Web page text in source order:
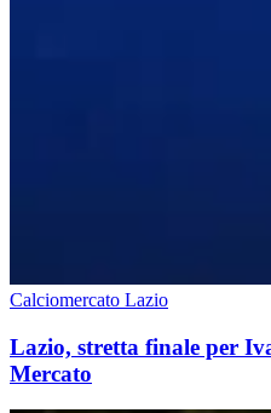
Calciomercato Lazio
Lazio, stretta finale per
Mercato